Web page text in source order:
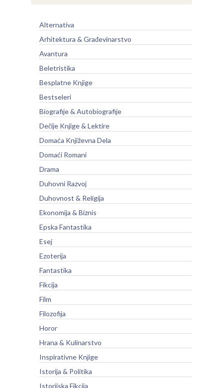
Alternativa
Arhitektura & Građevinarstvo
Avantura
Beletristika
Besplatne Knjige
Bestseleri
Biografije & Autobiografije
Dečije Knjige & Lektire
Domaća Književna Dela
Domaći Romani
Drama
Duhovni Razvoj
Duhovnost & Religija
Ekonomija & Biznis
Epska Fantastika
Esej
Ezoterija
Fantastika
Fikcija
Film
Filozofija
Horor
Hrana & Kulinarstvo
Inspirativne Knjige
Istorija & Politika
Istorijska Fikcija